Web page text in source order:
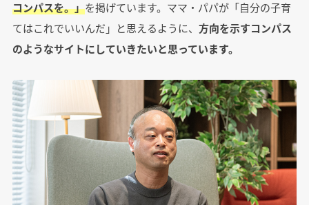
コンパスを。」を掲げています。ママ・パパが「自分の子育
てはこれでいいんだ」と思えるように、 方向を示すコンパス
のようなサイトにしていきたいと思っています。